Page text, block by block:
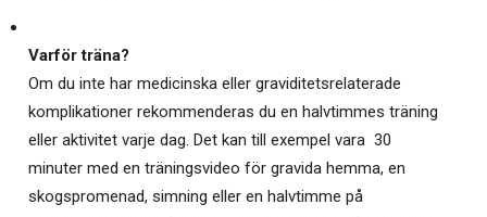
Varför träna?
Om du inte har medicinska eller graviditetsrelaterade
komplikationer rekommenderas du en halvtimmes träning
eller aktivitet varje dag. Det kan till exempel vara 30
minuter med en träningsvideo för gravida hemma, en
skogspromenad, simning eller en halvtimme på